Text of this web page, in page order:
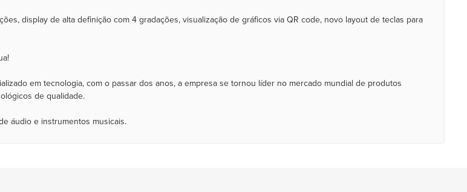
display de alta definição com 4 gradações, visualização de gráficos via QR code, novo layout de teclas para
em tecnologia, com o passar dos anos, a empresa se tornou líder no mercado mundial de produtos
de qualidade.
áudio e instrumentos musicais.